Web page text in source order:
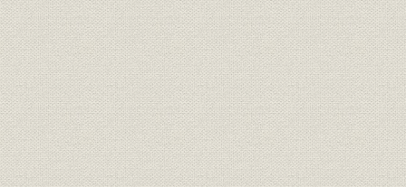
生産 主要食糧生産推移
昭和13年
(1945)
価格 小麦粉の公定価格と製造割合 昭和17年